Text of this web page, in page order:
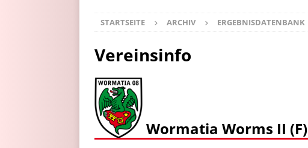
STARTSEITE ARCHIV ERGEBNISDATENBANK
Vereinsinfo
Wormatia Worms II (F)